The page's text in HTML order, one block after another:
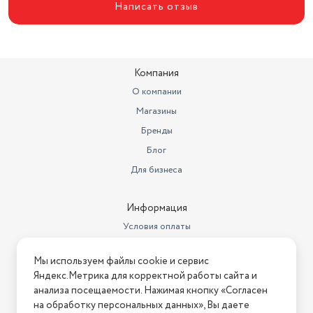
Написать отзыв
Компания
О компании
Магазины
Бренды
Блог
Для бизнеса
Информация
Условия оплаты
Условия возврата
Нашли ошибку на сайте? Напишите нам
Мы используем файлы cookie и сервис
Яндекс.Метрика для корректной работы сайта и
анализа посещаемости. Нажимая кнопку «Согласен
на обработку персональных данных», Вы даете